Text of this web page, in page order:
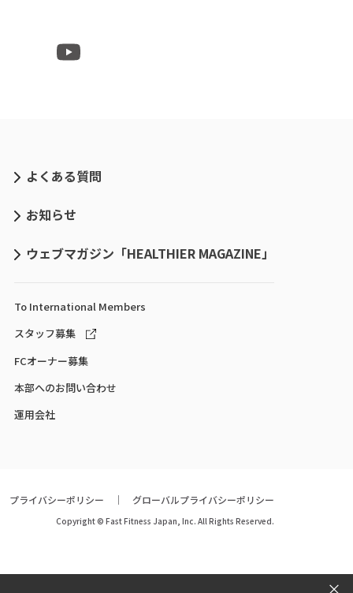
よくある質問
お知らせ
ウェブマガジン「HEALTHIER MAGAZINE」
To International Members
スタッフ募集
FCオーナー募集
本部へのお問い合わせ
運用会社
プライバシーポリシー グローバルプライバシーポリシー
Copyright © Fast Fitness Japan, Inc. All Rights Reserved.